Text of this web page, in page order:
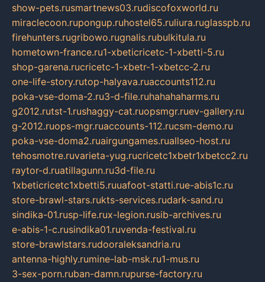
show-pets.rusmartnews03.rudiscofoxworld.ru
miraclecoon.rupongup.ruhostel65.ruliura.ruglasspb.ru
firehunters.rugribowo.rugnalis.rubulkitula.ru
hometown-france.ru1-xbeticricetc-1-xbetti-5.ru
shop-garena.rucricetc-1-xbetr-1-xbetcc-2.ru
one-life-story.rutop-halyava.ruaccounts112.ru
poka-vse-doma-2.ru3-d-file.ruhahahaharms.ru
g2012.rutst-1.rushaggy-cat.ruopsmgr.ruev-gallery.ru
g-2012.ruops-mgr.ruaccounts-112.rucsm-demo.ru
poka-vse-doma2.ruairgungames.ruallseo-host.ru
tehosmotre.ruvarieta-yug.rucricetc1xbetr1xbetcc2.ru
raytor-d.ruatillagunn.ru3d-file.ru
1xbeticricetc1xbetti5.ruuafoot-statti.rue-abis1c.ru
store-brawl-stars.rukts-services.rudark-sand.ru
sindika-01.rusp-life.rux-legion.rusib-archives.ru
e-abis-1-c.rusindika01.ruvenda-festival.ru
store-brawlstars.rudooraleksandria.ru
antenna-highly.rumine-lab-msk.ru1-mus.ru
3-sex-porn.ruban-damn.rupurse-factory.ru